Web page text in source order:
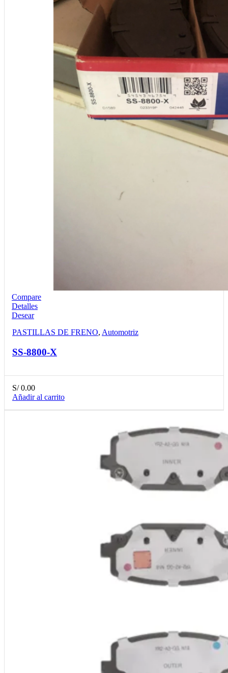
Compare
Detalles
Desear
PASTILLAS DE FRENO, Automotriz
SS-8800-X
S/0.00
Añadir al carrito